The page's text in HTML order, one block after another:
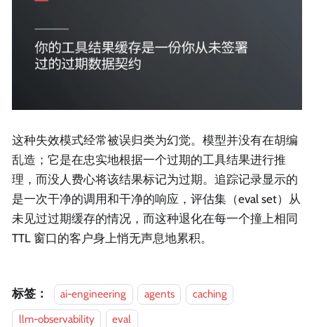
这种失效模式经常被误归类为幻觉。模型并没有在胡编
乱造；它是在忠实地根据一个过期的工具结果进行推
理，而没人费心将该结果标记为过期。追踪记录显示的
是一次干净的调用和干净的响应，评估集（eval set）从
未见过过期缓存的情况，而这种退化在每一个撞上相同
TTL 窗口的客户身上悄无声息地累积。
标签： ai-engineering agents
caching
llm-observability
eval